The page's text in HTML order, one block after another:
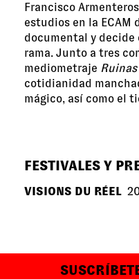
Francisco
estudios en la ECAM
documental y decide
rama. Junto a tres
mediometraje
cotidianidad
mágico, así como el
FESTIVALES Y
VISIONS DU RÉEL